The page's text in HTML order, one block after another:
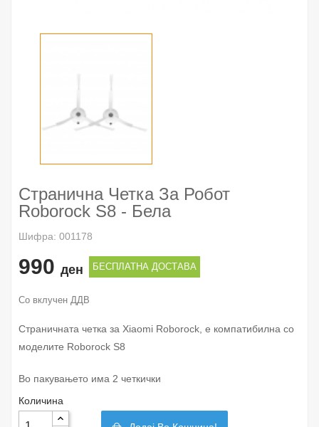
Странична Четка За Робот
Roborock S8 - Бела
Шифра: 001178
990 ден БЕСПЛАТНА ДОСТАВА
Со вклучен ДДВ
Страничната четка за Xiaomi Roborock, е компатибилна со
моделите Roborock S8
Во пакувањето има 2 четкички
Количина